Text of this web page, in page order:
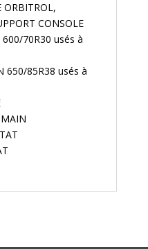
ORBITROL,
CONSOLE
70R30 usés à
650/85R38 usés à